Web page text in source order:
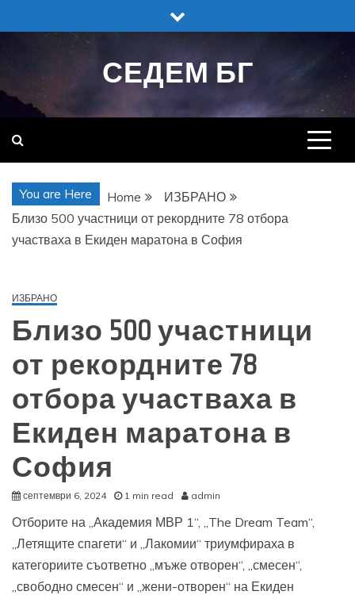
to
СЕДЕМ БГ
You are Here Home
ИЗБРАНО
Близо 500 участници от рекордните 78 отбора
участваха в Екиден маратона в София
ИЗБРАНО
Близо 500 участници
от рекордните 78
отбора участваха в
Екиден маратона в
София
септември 6, 2024 1 min read admin
Отборите на „Академия МВР 1“, „The Dream Team“,
„Летящите спагети“ и „Лакомии“ триумфираха в
категориите съответно „мъже отворен“, „смесен“,
„свободно смесен“ и „жени-отворен“ на Екиден